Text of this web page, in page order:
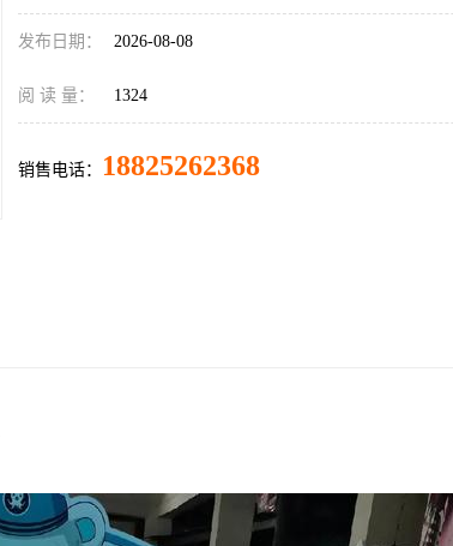
发布日期： 2026-08-08
阅 读 量： 1324
销售电话： 18825262368